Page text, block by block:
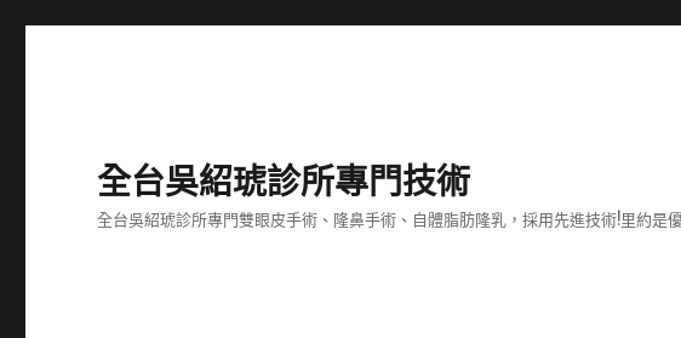
全台吳紹琥診所專門技術
全台吳紹琥診所專門雙眼皮手術、隆鼻手術、自體脂肪隆乳，採用先進技術!里約